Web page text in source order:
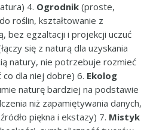
4. Ogrodnik (proste,
roślin, kształtowanie z
bez egzaltacji i projekcji uczuć
się z naturą dla uzyskania
natury, nie potrzebuje rozmieć
co dla niej dobre) 6. Ekolog
naturę bardziej na podstawie
niż zapamiętywania danych,
piękna i ekstazy) 7. Mistyk